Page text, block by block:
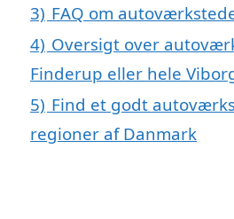
3) FAQ om
4) Oversigt over
Finderup eller hele
5) Find et godt
regioner af Danmark